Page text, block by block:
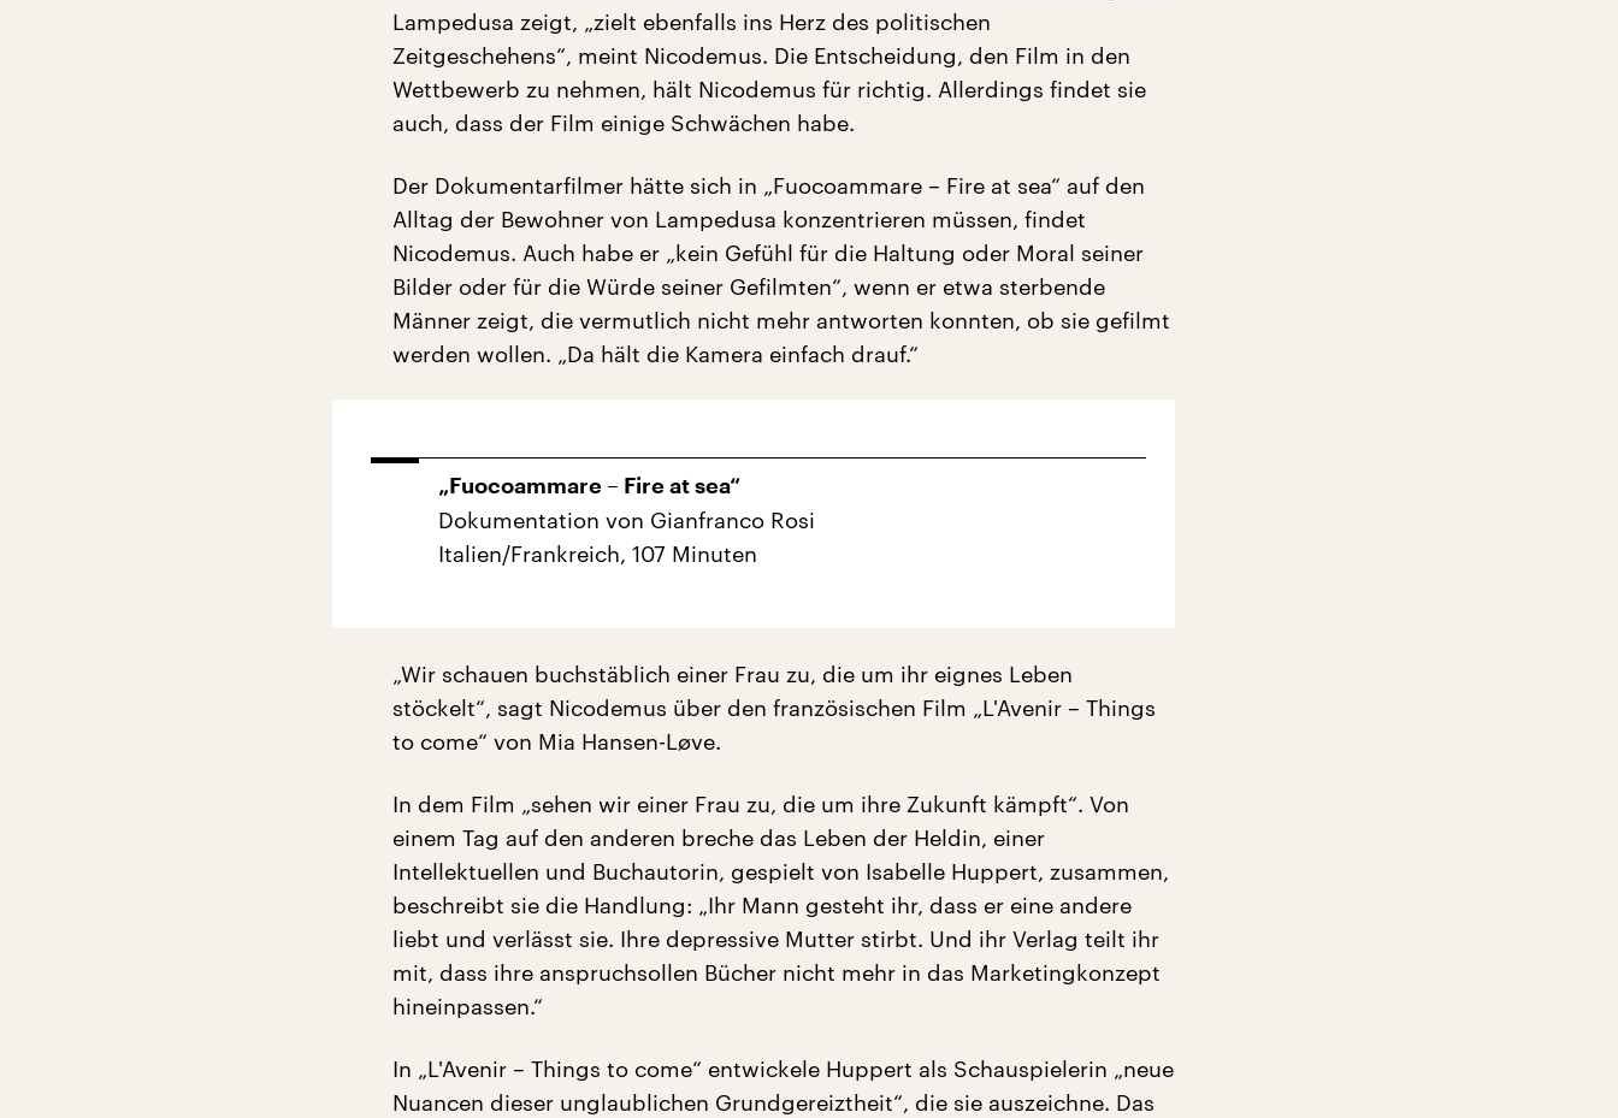
Lampedusa zeigt, „zielt ebenfalls ins Herz des politischen
Zeitgeschehens“, meint Nicodemus. Die Entscheidung, den Film in den
Wettbewerb zu nehmen, hält Nicodemus für richtig. Allerdings findet sie
auch, dass der Film einige Schwächen habe.
Der Dokumentarfilmer hätte sich in „Fuocoammare – Fire at sea“ auf den
Alltag der Bewohner von Lampedusa konzentrieren müssen, findet
Nicodemus. Auch habe er „kein Gefühl für die Haltung oder Moral seiner
Bilder oder für die Würde seiner Gefilmten“, wenn er etwa sterbende
Männer zeigt, die vermutlich nicht mehr antworten konnten, ob sie gefilmt
werden wollen. „Da hält die Kamera einfach drauf.“
„Fuocoammare – Fire at sea“
Dokumentation von Gianfranco Rosi
Italien/Frankreich, 107 Minuten
„Wir schauen buchstäblich einer Frau zu, die um ihr eignes Leben
stöckelt“, sagt Nicodemus über den französischen Film „L'Avenir – Things
to come“ von Mia Hansen-Løve.
In dem Film „sehen wir einer Frau zu, die um ihre Zukunft kämpft“. Von
einem Tag auf den anderen breche das Leben der Heldin, einer
Intellektuellen und Buchautorin, gespielt von Isabelle Huppert, zusammen,
beschreibt sie die Handlung: „Ihr Mann gesteht ihr, dass er eine andere
liebt und verlässt sie. Ihre depressive Mutter stirbt. Und ihr Verlag teilt ihr
mit, dass ihre anspruchsollen Bücher nicht mehr in das Marketingkonzept
hineinpassen.“
In „L'Avenir – Things to come“ entwickele Huppert als Schauspielerin „neue
Nuancen dieser unglaublichen Grundgereiztheit“, die sie auszeichne. Das